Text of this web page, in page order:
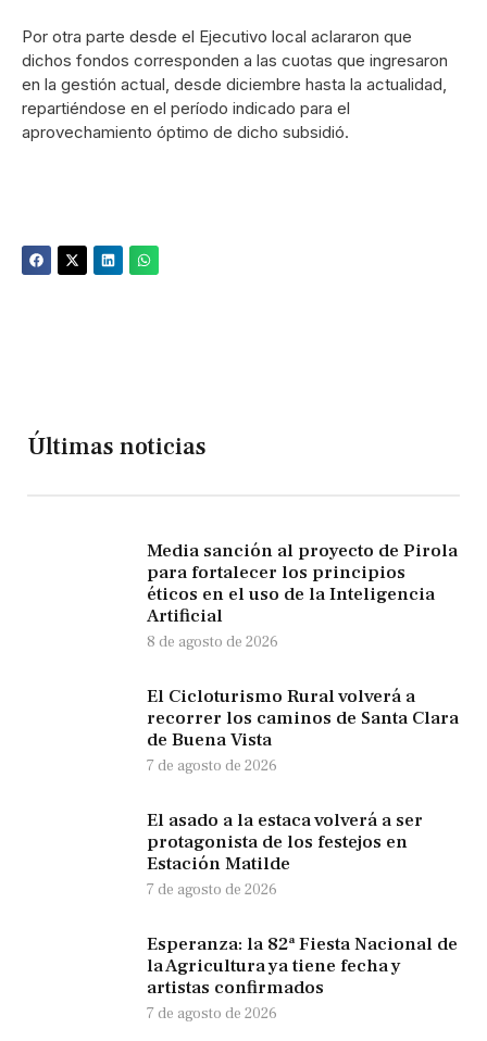
Por otra parte desde el Ejecutivo local aclararon que
dichos fondos corresponden a las cuotas que ingresaron
en la gestión actual, desde diciembre hasta la actualidad,
repartiéndose en el período indicado para el
aprovechamiento óptimo de dicho subsidió.
Últimas noticias
Media sanción al proyecto de Pirola
para fortalecer los principios
éticos en el uso de la Inteligencia
Artificial
8 de agosto de 2026
El Cicloturismo Rural volverá a
recorrer los caminos de Santa Clara
de Buena Vista
7 de agosto de 2026
El asado a la estaca volverá a ser
protagonista de los festejos en
Estación Matilde
7 de agosto de 2026
Esperanza: la 82ª Fiesta Nacional de
la Agricultura ya tiene fecha y
artistas confirmados
7 de agosto de 2026